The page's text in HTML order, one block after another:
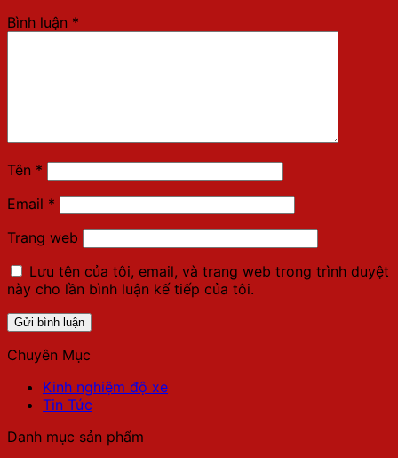
Bình luận *
Tên *
Email *
Trang web
Lưu tên của tôi, email, và trang web trong trình duyệt
này cho lần bình luận kế tiếp của tôi.
Chuyên Mục
Kinh nghiệm độ xe
Tin Tức
Danh mục sản phẩm